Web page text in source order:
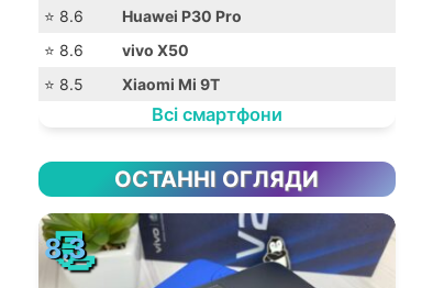
⭐️ 8.6
Huawei P30 Pro
⭐️ 8.6
vivo X50
⭐️ 8.5
Xiaomi Mi 9T
Всі смартфони
ОСТАННІ ОГЛЯДИ
📃
8.3